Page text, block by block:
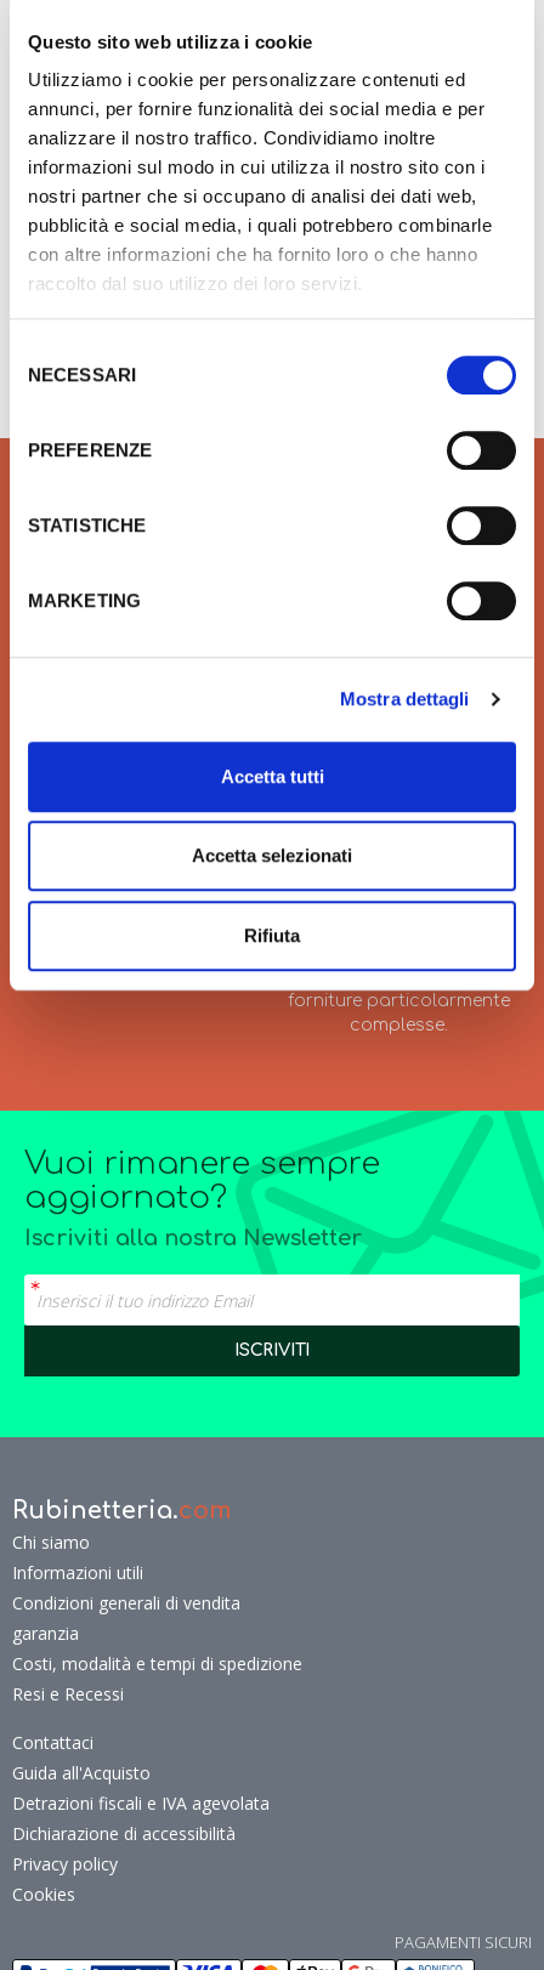
Questo sito web utilizza i cookie
Utilizziamo i cookie per personalizzare contenuti ed
annunci, per fornire funzionalità dei social media e per
analizzare il nostro traffico. Condividiamo inoltre
informazioni sul modo in cui utilizza il nostro sito con i
nostri partner che si occupano di analisi dei dati web,
pubblicità e social media, i quali potrebbero combinarle
con altre informazioni che ha fornito loro o che hanno
raccolto dal suo utilizzo dei loro servizi.
delNECESSARI
PREFERENZE
STATISTICHE
MARKETING
Mostra dettagli
Accetta tutti
Accetta selezionati
Rifiuta
senza troppopieno Luv 60x40cm
al carrello € 593,90
€ 875,96
IDEAL STANDARD Vaso a
Aggiungi ai preferiti
dal Lunedì al Venerdì 8.30 - 12.00 / 13.30 - 18.00
Prodotti idrotermosanitari e
marche in linea con le ultime
Affidiamo il tuo denaro e la
sistema più sicuro per
la tua tutela.
VELOCITÀ
Velocità di consegna per
regalarti un'esperienza unica
GRANDI ORDINI
Siamo sempre a tua
grandi quantitativi o
forniture particolarmente
complesse.
Vuoi rimanere sempre
aggiornato?
Iscriviti alla nostra Newsletter
Rubinetteria.com
Chi siamo
Informazioni utili
Condizioni generali di vendita
garanzia
Costi, modalità e tempi di spedizione
Resi e Recessi
Contattaci
Guida all'Acquisto
Detrazioni fiscali e IVA agevolata
Dichiarazione di accessibilità
Privacy policy
Cookies
PAGAMENTI SICURI